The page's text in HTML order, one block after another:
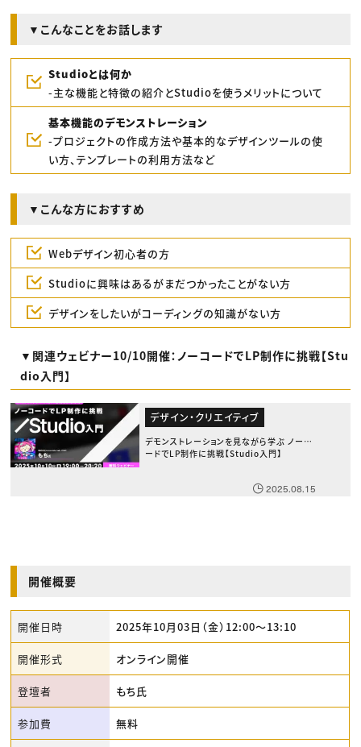
▼こんなことをお話します
Studioとは何か
-主な機能と特徴の紹介とStudioを使うメリットについて
基本機能のデモンストレーション
-プロジェクトの作成方法や基本的なデザインツールの使
い方、テンプレートの利用方法など
▼こんな方におすすめ
Webデザイン初心者の方
Studioに興味はあるがまだつかったことがない方
デザインをしたいがコーディングの知識がない方
▼関連ウェビナー10/10開催：ノーコードでLP制作に挑戦【Stu
dio入門】
デザイン・クリエイティブ
デモンストレーションを見ながら学ぶ ノーコ
ードでLP制作に挑戦【Studio入門】
2025.08.15
開催概要
開催日時 2025年10月03日（金）12:00〜13:10
開催形式 オンライン開催
登壇者 もち氏
参加費 無料